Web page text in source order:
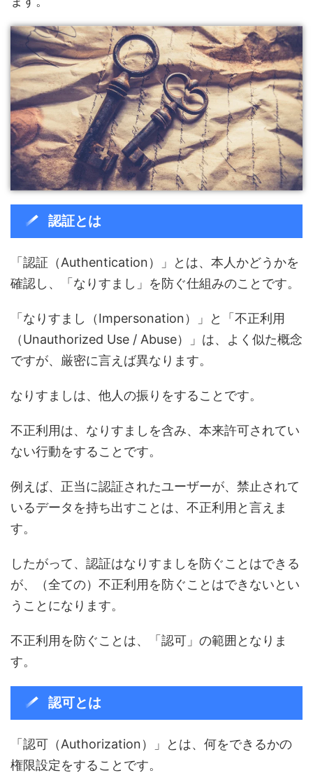
認証とは
「認証（Authentication）」とは、本人かどうかを
確認し、「なりすまし」を防ぐ仕組みのことです。
「なりすまし（Impersonation）」と「不正利用
（Unauthorized Use / Abuse）」は、よく似た概念
ですが、厳密に言えば異なります。
なりすましは、他人の振りをすることです。
不正利用は、なりすましを含み、本来許可されてい
ない行動をすることです。
例えば、正当に認証されたユーザーが、禁止されて
いるデータを持ち出すことは、不正利用と言えま
す。
したがって、認証はなりすましを防ぐことはできる
が、（全ての）不正利用を防ぐことはできないとい
うことになります。
不正利用を防ぐことは、「認可」の範囲となりま
す。
認可とは
「認可（Authorization）」とは、何をできるかの
権限設定をすることです。